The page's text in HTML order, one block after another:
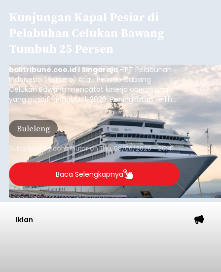
Kunjungan Kapal Pesiar di
Pelabuhan Celukan Bawang
Tumbuh 25 Persen
balitribune.coo.id I Singaraja -PT Pelabuhan
Indonesia (Persero) atau Pelindo Cabang
Celukan Bawang mencatat kinerja operasional
yang positif hingga Juli 2026. Peningkatan terlihat
dari arus kapal yang mencapai 1,48 juta Gross
Tonnage (GT), atau tumbuh 12,4 persen
dibandingkan periode yang sama tahun lalu
yang tercatat sebesar 1,32 juta GT.
Buleleng
Submitted bycontributoronThu, 08/06/2026 - 20:41
Baca Selengkapnya
Iklan